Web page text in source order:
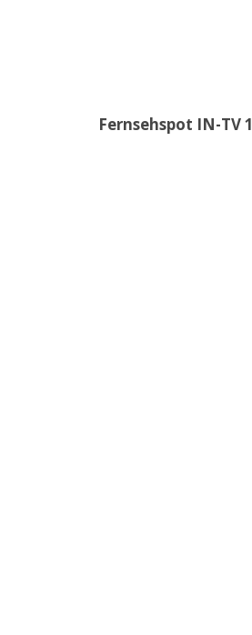
Fernsehspot IN-TV